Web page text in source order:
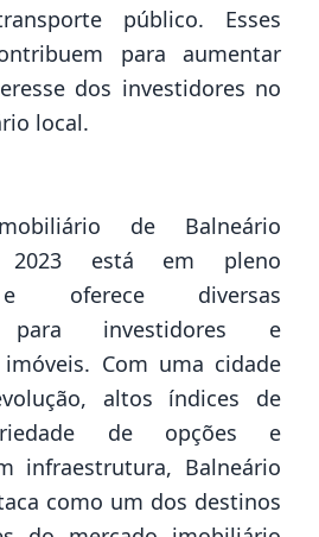
público. Esses
para aumentar
dos investidores no
local.
de Balneário
2023 está em pleno
e oferece diversas
para investidores e
Com uma cidade
altos índices de
de opções e
infraestrutura, Balneário
como um dos destinos